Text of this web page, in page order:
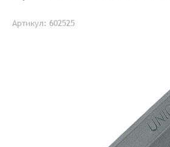
Артикул: 602525